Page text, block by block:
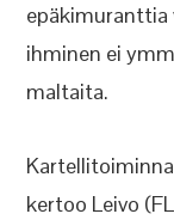
ihminen ei
maltaita.
kertoo Leivo